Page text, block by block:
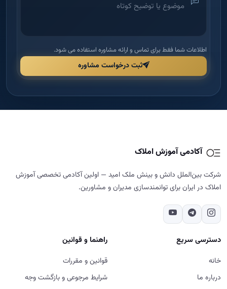
اطلاعات شما فقط برای تماس و ارائه مشاوره استفاده می شود.
ثبت درخواست مشاوره
آکادمی آموزش املاک
شرکت بین‌الملل دانش و بینش ملک امید — اولین آکادمی تخصصی آموزش
املاک در ایران برای توانمندسازی مدیران و مشاورین.
دسترسی سریع
خانه
درباره ما
راهنما و قوانین
قوانین و مقررات
شرایط مرجوعی و بازگشت وجه